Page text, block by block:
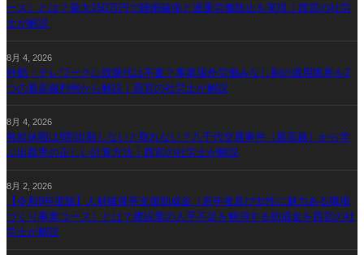
ース）とは？最大150万円で睡眠確保と過重労働防止を実現｜西宮の社労
士が解説
8月 4, 2026
外勤・テレワークに残業代は不要？事業場外労働みなし制の適用限界を2
つの最高裁判例から解説｜西宮の社労士が解説
8月 4, 2026
有給休暇は8割出勤しないと取れない？八千代交通事件（最高裁）から学
ぶ出勤率の正しい計算方法｜西宮の社労士が解説
8月 2, 2026
【令和8年度版】人材確保等支援助成金（若年者及び女性に魅力ある職場
づくり事業コース）とは？建設業の人手不足を解消する助成金を西宮の社
労士が解説